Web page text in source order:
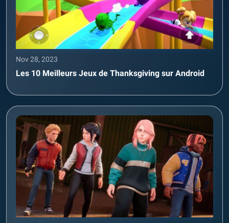
Nov 28, 2023
Les 10 Meilleurs Jeux de Thanksgiving sur Android